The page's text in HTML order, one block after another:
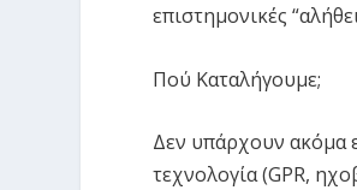
επιστημονικές
Πού Καταλήγουμε;
Δεν υπάρχουν ακόμα
τεχνολογία (GPR,